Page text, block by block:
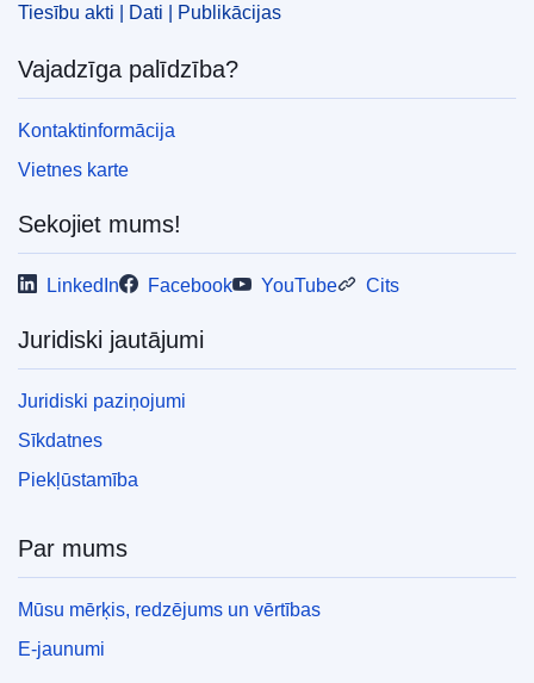
Tiesību akti | Dati | Publikācijas
Vajadzīga palīdzība?
Kontaktinformācija
Vietnes karte
Sekojiet mums!
LinkedIn Facebook YouTube Cits
Juridiski jautājumi
Juridiski paziņojumi
Sīkdatnes
Piekļūstamība
Par mums
Mūsu mērķis, redzējums un vērtības
E-jaunumi